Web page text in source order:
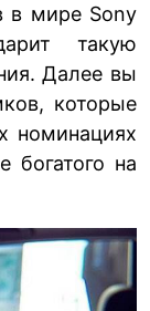
в мире Sony
такую
Далее вы
которые
номинациях
богатого на